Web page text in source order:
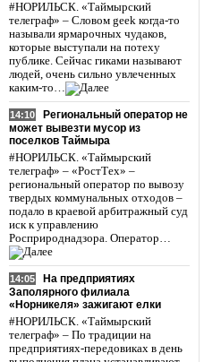
#НОРИЛЬСК. «Таймырский
телеграф» – Словом geek когда-то
называли ярмарочных чудаков,
которые выступали на потеху
публике. Сейчас гиками называют
людей, очень сильно увлеченных
каким-то…
14:10
Региональный оператор не
может вывезти мусор из
поселков Таймыра
#НОРИЛЬСК. «Таймырский
телеграф» – «РостТех» –
региональный оператор по вывозу
твердых коммунальных отходов –
подало в краевой арбитражный суд
иск к управлению
Росприроднадзора. Оператор…
14:05
На предприятиях
Заполярного филиала
«Норникеля» зажигают елки
#НОРИЛЬСК. «Таймырский
телеграф» – По традиции на
предприятиях-передовиках в день